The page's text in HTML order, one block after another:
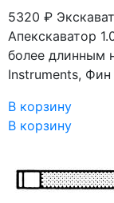
5320 ₽
Апекскаватор
более длинным
Instruments, Фин
В корзину
В корзину